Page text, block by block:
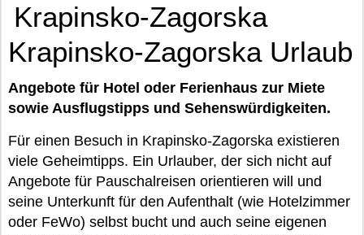
Krapinsko-Zagorska
Krapinsko-Zagorska Urlaub
Angebote für Hotel oder Ferienhaus zur Miete
sowie Ausflugstipps und Sehenswürdigkeiten.
Für einen Besuch in Krapinsko-Zagorska existieren
viele Geheimtipps. Ein Urlauber, der sich nicht auf
Angebote für Pauschalreisen orientieren will und
seine Unterkunft für den Aufenthalt (wie Hotelzimmer
oder FeWo) selbst bucht und auch seine eigenen